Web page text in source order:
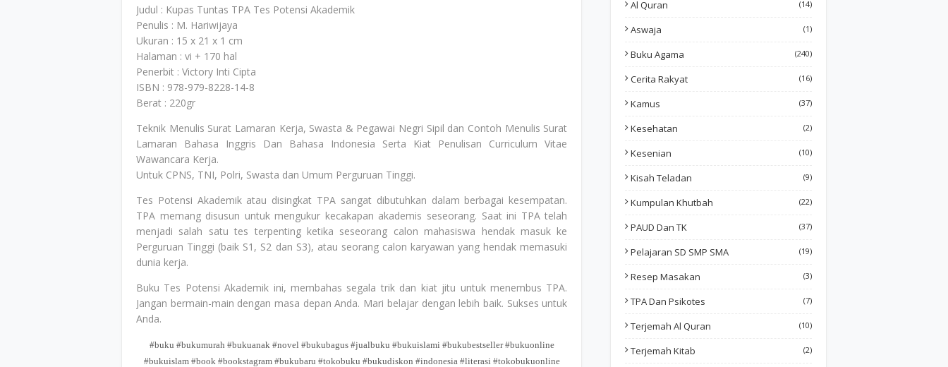
Judul : Kupas Tuntas TPA Tes Potensi Akademik
Penulis : M. Hariwijaya
Ukuran : 15 x 21 x 1 cm
Halaman : vi + 170 hal
Penerbit : Victory Inti Cipta
ISBN : 978-979-8228-14-8
Berat : 220gr
Teknik Menulis Surat Lamaran Kerja, Swasta & Pegawai Negri Sipil dan Contoh Menulis Surat
Lamaran Bahasa Inggris Dan Bahasa Indonesia Serta Kiat Penulisan Curriculum Vitae
Wawancara Kerja.
Untuk CPNS, TNI, Polri, Swasta dan Umum Perguruan Tinggi.
Tes Potensi Akademik atau disingkat TPA sangat dibutuhkan dalam berbagai kesempatan.
TPA memang disusun untuk mengukur kecakapan akademis seseorang. Saat ini TPA telah
menjadi salah satu tes terpenting ketika seseorang calon mahasiswa hendak masuk ke
Perguruan Tinggi (baik S1, S2 dan S3), atau seorang calon karyawan yang hendak memasuki
dunia kerja.
Buku Tes Potensi Akademik ini, membahas segala trik dan kiat jitu untuk menembus TPA.
Jangan bermain-main dengan masa depan Anda. Mari belajar dengan lebih baik. Sukses untuk
Anda.
#buku #bukumurah #bukuanak #novel #bukubagus #jualbuku #bukuislami #bukubestseller #bukuonline
#bukuislam #book #bookstagram #bukubaru #tokobuku #bukudiskon #indonesia #literasi #tokobukuonline
Al Quran (14)
Aswaja (1)
Buku Agama (240)
Cerita Rakyat (16)
Kamus (37)
Kesehatan (2)
Kesenian (10)
Kisah Teladan (9)
Kumpulan Khutbah (22)
PAUD Dan TK (37)
Pelajaran SD SMP SMA (19)
Resep Masakan (3)
TPA Dan Psikotes (7)
Terjemah Al Quran (10)
Terjemah Kitab (2)